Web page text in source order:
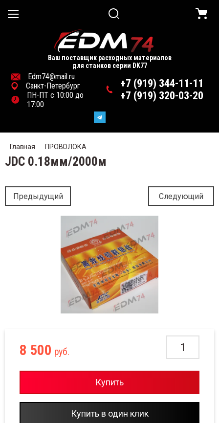
и ИНСТРУМЕНТ
Ваш поставщик расходных материалов
для станков серии DK77
Edm74@mail.ru
Санкт-Петербург
ПН-ПТ с 10:00 до
17:00
+7 (919) 344-11-11
+7 (919) 320-03-20
Главная ПРОВОЛОКА
JDC 0.18мм/2000м
Предыдущий Следующий
8 500 руб.
Купить
Купить в один клик